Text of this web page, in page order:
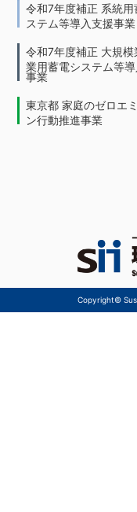
令和7年度補正 系統用
ステム等導入支援事業
令和7年度補正 大規模
業用蓄電システム等
事業
東京都 家庭のゼロエ
ン行動推進事業
Copyright©